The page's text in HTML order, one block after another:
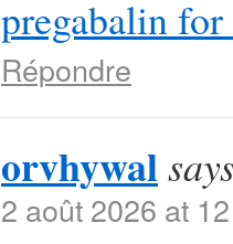
pregabalin for
Répondre
orvhywal
2 août 2026 at